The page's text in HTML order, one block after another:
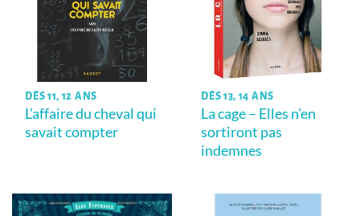
DÈS 11, 12 ANS
L’affaire du cheval qui
savait compter
DÈS 13, 14 ANS
La cage – Elles n’en
sortiront pas
indemnes